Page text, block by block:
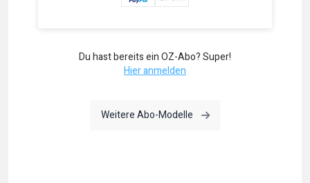
Du hast bereits ein OZ-Abo? Super!
Hier anmelden
Weitere Abo-Modelle